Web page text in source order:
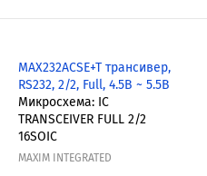
MAX232ACSE+T трансивер,
RS232, 2/2, Full, 4.5В ~ 5.5В
Микросхема: IC
TRANSCEIVER FULL 2/2
16SOIC
MAXIM INTEGRATED